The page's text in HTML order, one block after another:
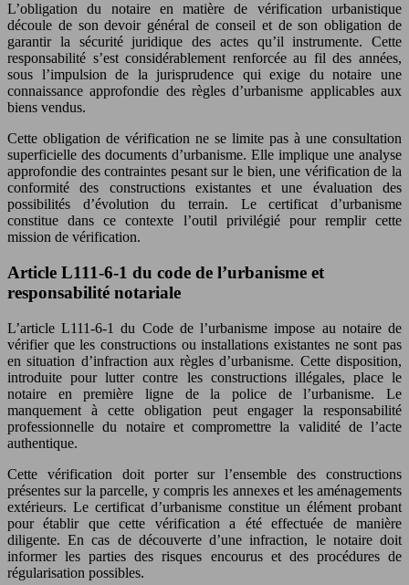
L’obligation du notaire en matière de vérification urbanistique
découle de son devoir général de conseil et de son obligation de
garantir la sécurité juridique des actes qu’il instrumente. Cette
responsabilité s’est considérablement renforcée au fil des années,
sous l’impulsion de la jurisprudence qui exige du notaire une
connaissance approfondie des règles d’urbanisme applicables aux
biens vendus.
Cette obligation de vérification ne se limite pas à une consultation
superficielle des documents d’urbanisme. Elle implique une analyse
approfondie des contraintes pesant sur le bien, une vérification de la
conformité des constructions existantes et une évaluation des
possibilités d’évolution du terrain. Le certificat d’urbanisme
constitue dans ce contexte l’outil privilégié pour remplir cette
mission de vérification.
Article L111-6-1 du code de l’urbanisme et
responsabilité notariale
L’article L111-6-1 du Code de l’urbanisme impose au notaire de
vérifier que les constructions ou installations existantes ne sont pas
en situation d’infraction aux règles d’urbanisme. Cette disposition,
introduite pour lutter contre les constructions illégales, place le
notaire en première ligne de la police de l’urbanisme. Le
manquement à cette obligation peut engager la responsabilité
professionnelle du notaire et compromettre la validité de l’acte
authentique.
Cette vérification doit porter sur l’ensemble des constructions
présentes sur la parcelle, y compris les annexes et les aménagements
extérieurs. Le certificat d’urbanisme constitue un élément probant
pour établir que cette vérification a été effectuée de manière
diligente. En cas de découverte d’une infraction, le notaire doit
informer les parties des risques encourus et des procédures de
régularisation possibles.